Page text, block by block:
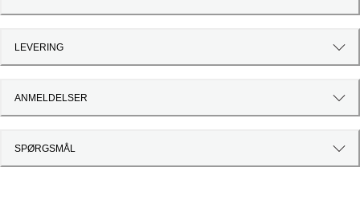
LEVERING
ANMELDELSER
SPØRGSMÅL